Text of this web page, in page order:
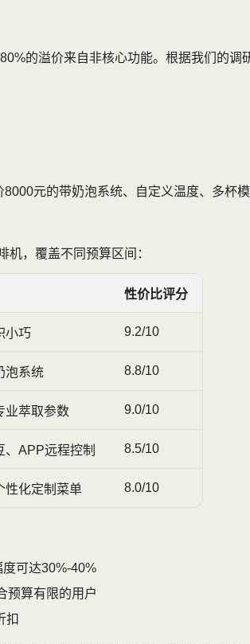
的溢价来自非核心功能。根据我们的
元的带奶泡系统、自定义温度、多杯
，覆盖不同预算区间：
性价比评分
小巧 9.2/10
泡系统 8.8/10
业萃取参数 9.0/10
、APP远程控制 8.5/10
性化定制菜单 8.0/10
可达30%-40%
预算有限的用户
扣